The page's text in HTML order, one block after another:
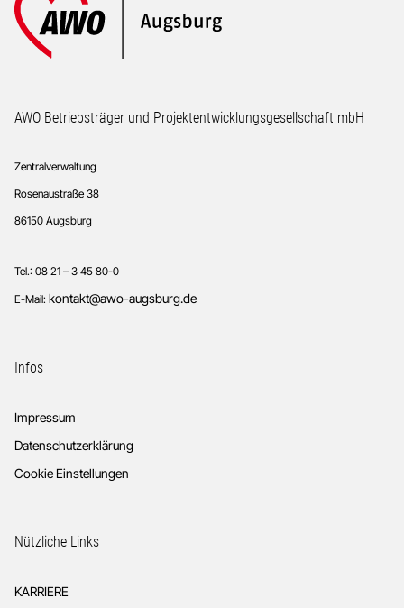
Footer
AWO Betriebsträger und Projektentwicklungsgesellschaft mbH
Zentralverwaltung
Rosenaustraße 38
86150 Augsburg
Tel.: 08 21 – 3 45 80-0
E-Mail: kontakt@awo-augsburg.de
Infos
Impressum
Datenschutzerklärung
Cookie Einstellungen
Nützliche Links
KARRIERE